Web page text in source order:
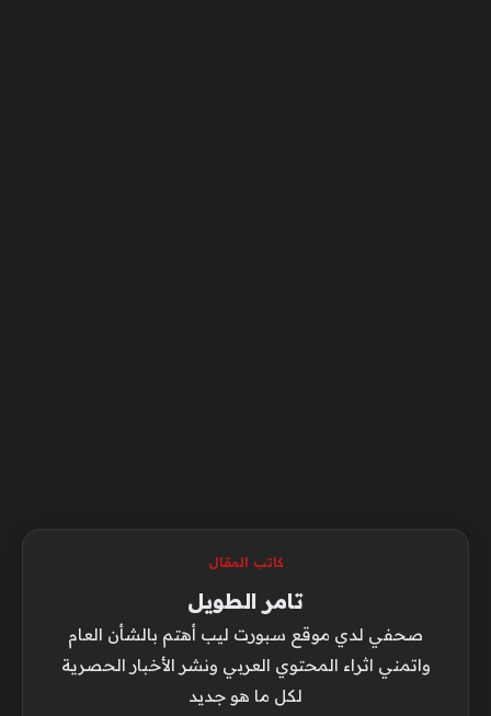
كاتب المقال
تامر الطويل
صحفي لدي موقع سبورت ليب أهتم بالشأن العام
واتمني اثراء المحتوي العربي ونشر الأخبار الحصرية
لكل ما هو جديد